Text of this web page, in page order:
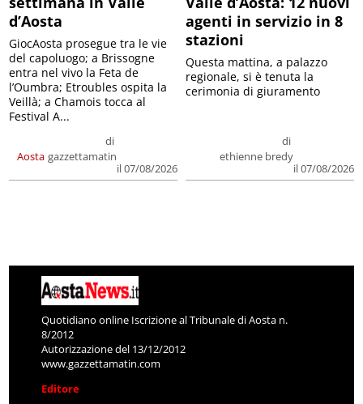
d’Aosta
Aosta
di
gazzettamatin
il 07/08/2026
GiocAosta prosegue tra le vie
del capoluogo; a Brissogne
entra nel vivo la Feta de
l’Oumbra; Etroubles ospita la
Veillà; a Chamois tocca al
Festival A...
agenti in servizio in 8
stazioni
di
ethienne bredy
il 07/08/2026
Questa mattina, a palazzo
regionale, si è tenuta la
cerimonia di giuramento
Quotidiano online Iscrizione al Tribunale di Aosta n.
8/2012
Autorizzazione del 13/12/2012
www.gazzettamatin.com
Editore